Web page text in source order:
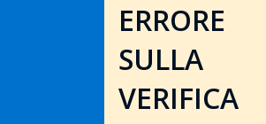
ERRORE
SULLA
VERIFICA